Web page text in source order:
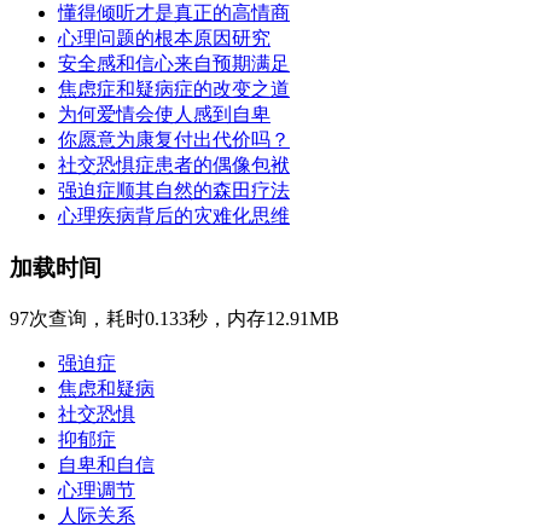
懂得倾听才是真正的高情商
心理问题的根本原因研究
安全感和信心来自预期满足
焦虑症和疑病症的改变之道
为何爱情会使人感到自卑
你愿意为康复付出代价吗？
社交恐惧症患者的偶像包袱
强迫症顺其自然的森田疗法
心理疾病背后的灾难化思维
加载时间
97次查询，耗时0.133秒，内存12.91MB
强迫症
焦虑和疑病
社交恐惧
抑郁症
自卑和自信
心理调节
人际关系